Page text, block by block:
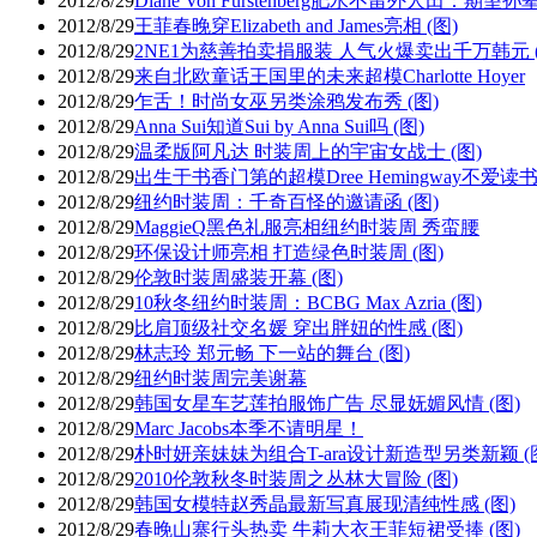
2012/8/29王菲春晚穿Elizabeth and James亮相 (图)
2012/8/292NE1为慈善拍卖捐服装 人气火爆卖出千万韩元
2012/8/29来自北欧童话王国里的未来超模Charlotte Hoyer
2012/8/29乍舌！时尚女巫另类涂鸦发布秀 (图)
2012/8/29Anna Sui知道Sui by Anna Sui吗 (图)
2012/8/29温柔版阿凡达 时装周上的宇宙女战士 (图)
2012/8/29出生于书香门第的超模Dree Hemingway不爱读书
2012/8/29纽约时装周：千奇百怪的邀请函 (图)
2012/8/29MaggieQ黑色礼服亮相纽约时装周 秀蛮腰
2012/8/29环保设计师亮相 打造绿色时装周 (图)
2012/8/29伦敦时装周盛装开幕 (图)
2012/8/2910秋冬纽约时装周：BCBG Max Azria (图)
2012/8/29比肩顶级社交名媛 穿出胖妞的性感 (图)
2012/8/29林志玲 郑元畅 下一站的舞台 (图)
2012/8/29纽约时装周完美谢幕
2012/8/29韩国女星车艺莲拍服饰广告 尽显妩媚风情 (图)
2012/8/29Marc Jacobs本季不请明星！
2012/8/29朴时妍亲妹妹为组合T-ara设计新造型另类新颖 (
2012/8/292010伦敦秋冬时装周之丛林大冒险 (图)
2012/8/29韩国女模特赵秀晶最新写真展现清纯性感 (图)
2012/8/29春晚山寨行头热卖 牛莉大衣王菲短裙受捧 (图)